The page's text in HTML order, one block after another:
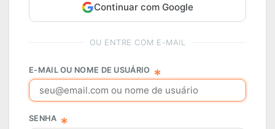
Continuar com Google
OU ENTRE COM E-MAIL
E-MAIL OU NOME DE USUÁRIO
SENHA